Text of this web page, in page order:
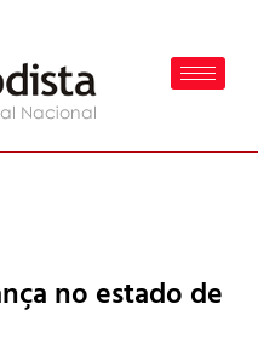
no estado de